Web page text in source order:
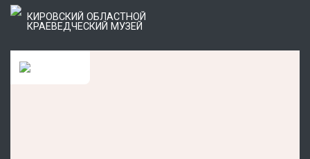
КИРОВСКИЙ ОБЛАСТНОЙ
КРАЕВЕДЧЕСКИЙ МУЗЕЙ